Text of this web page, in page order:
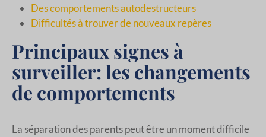
Des comportements autodestructeurs
Difficultés à trouver de nouveaux repères
Principaux signes à
surveiller: les changements
de comportements
La séparation des parents peut être un moment difficile